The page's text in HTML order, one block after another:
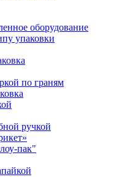
оборудование
упаковки
по граням
ручкой
пак"